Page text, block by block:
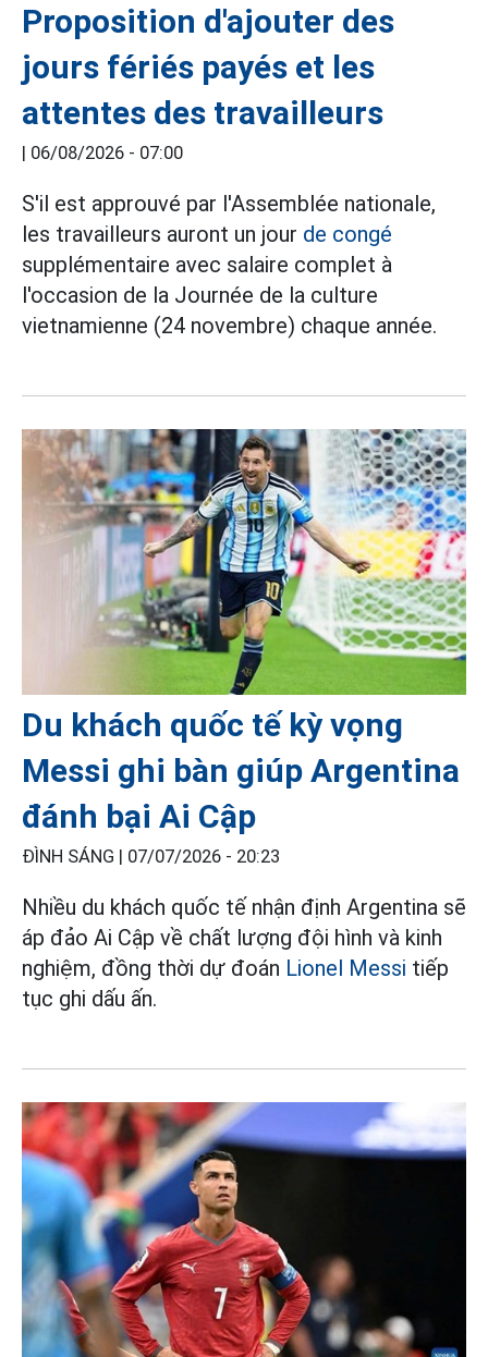
Proposition d'ajouter des
jours fériés payés et les
attentes des travailleurs
| 06/08/2026 - 07:00
S'il est approuvé par l'Assemblée nationale,
les travailleurs auront un jour de congé
supplémentaire avec salaire complet à
l'occasion de la Journée de la culture
vietnamienne (24 novembre) chaque année.
Du khách quốc tế kỳ vọng
Messi ghi bàn giúp Argentina
đánh bại Ai Cập
ĐÌNH SÁNG | 07/07/2026 - 20:23
Nhiều du khách quốc tế nhận định Argentina sẽ
áp đảo Ai Cập về chất lượng đội hình và kinh
nghiệm, đồng thời dự đoán Lionel Messi tiếp
tục ghi dấu ấn.